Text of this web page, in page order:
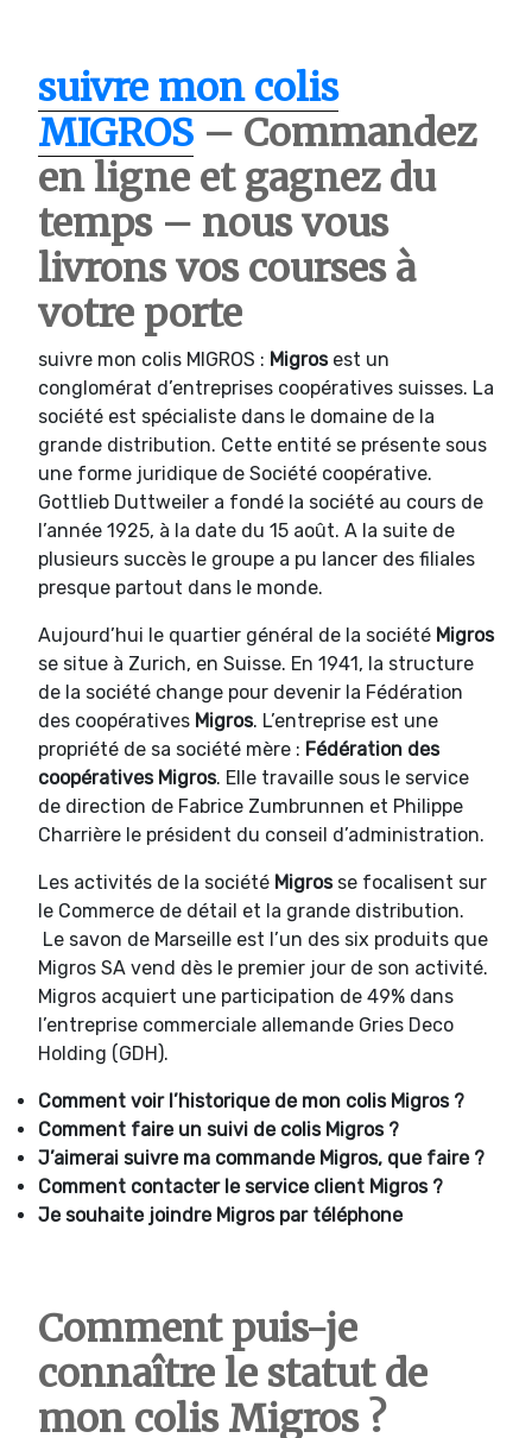
suivre mon colis
MIGROS – Commandez
en ligne et gagnez du
temps – nous vous
livrons vos courses à
votre porte
suivre mon colis MIGROS : Migros est un
conglomérat d’entreprises coopératives suisses. La
société est spécialiste dans le domaine de la
grande distribution. Cette entité se présente sous
une forme juridique de Société coopérative.
Gottlieb Duttweiler a fondé la société au cours de
l’année 1925, à la date du 15 août. A la suite de
plusieurs succès le groupe a pu lancer des filiales
presque partout dans le monde.
Aujourd’hui le quartier général de la société Migros
se situe à Zurich, en Suisse. En 1941, la structure
de la société change pour devenir la Fédération
des coopératives Migros. L’entreprise est une
propriété de sa société mère : Fédération des
coopératives Migros. Elle travaille sous le service
de direction de Fabrice Zumbrunnen et Philippe
Charrière le président du conseil d’administration.
Les activités de la société Migros se focalisent sur
le Commerce de détail et la grande distribution.
Le savon de Marseille est l’un des six produits que
Migros SA vend dès le premier jour de son activité.
Migros acquiert une participation de 49% dans
l’entreprise commerciale allemande Gries Deco
Holding (GDH).
Comment voir l’historique de mon colis Migros ?
Comment faire un suivi de colis Migros ?
J’aimerai suivre ma commande Migros, que faire ?
Comment contacter le service client Migros ?
Je souhaite joindre Migros par téléphone
Comment puis-je
connaître le statut de
mon colis Migros ?